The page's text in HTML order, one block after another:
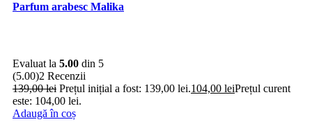
Parfum arabesc Malika
Evaluat la 5.00 din 5
(5.00)2 Recenzii
139,00lei Prețul inițial a fost: 139,00 lei.104,00 leiPrețul curent
este: 104,00 lei.
Adaugă în coș